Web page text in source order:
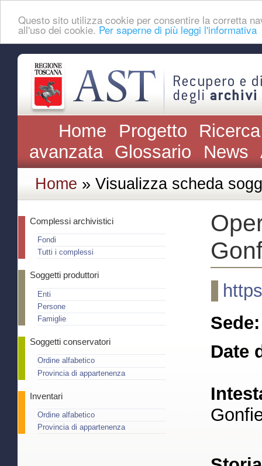
Questo sito utilizza cookie per consentire la corretta
all'uso dei cookie. Per saperne di più leggi l'informativa
Home Progetto
avanzata Glossario News
Home » Visualizza scheda
Complessi archivistici
Fondi
Tutti i complessi
Soggetti produttori
Enti
Persone
Famiglie
Soggetti conservatori
Ordine alfabetico
Provincia di appartenenza
Inventari
Ordine alfabetico
Provincia di appartenenza
Sede:
Date